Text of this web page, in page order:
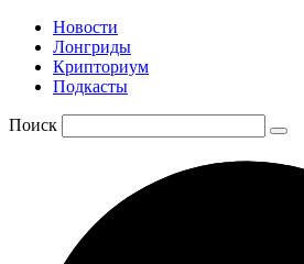
Новости
Лонгриды
Крипториум
Подкасты
Поиск